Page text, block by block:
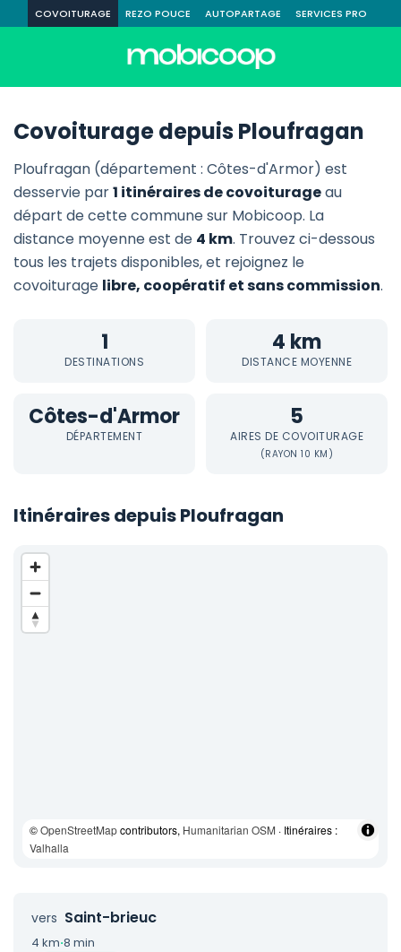
COVOITURAGE REZO POUCE AUTOPARTAGE SERVICES PRO
Covoiturage depuis Ploufragan
Ploufragan (département : Côtes-d'Armor) est
desservie par1 itinéraires de covoiturageau
départ de cette commune sur Mobicoop. La
distance moyenne est de 4 km. Trouvez ci-dessous
tous les trajets disponibles, et rejoignez le
covoiturage libre, coopératif et sans commission.
1
DESTINATIONS
4 km
DISTANCE MOYENNE
Côtes-d'Armor
DÉPARTEMENT
5
AIRES DE COVOITURAGE
(RAYON 10 KM)
Itinéraires depuis Ploufragan
©OpenStreetMapcontributors, Humanitarian OSM · Itinéraires :
Valhalla
vers Saint-brieuc
4 km·8 min